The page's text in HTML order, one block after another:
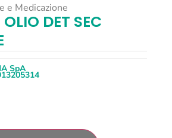
e Medicazione
DET SEC
SpA